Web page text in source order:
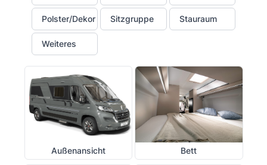
Polster/Dekor Sitzgruppe Stauraum
Weiteres
Außenansicht Bett